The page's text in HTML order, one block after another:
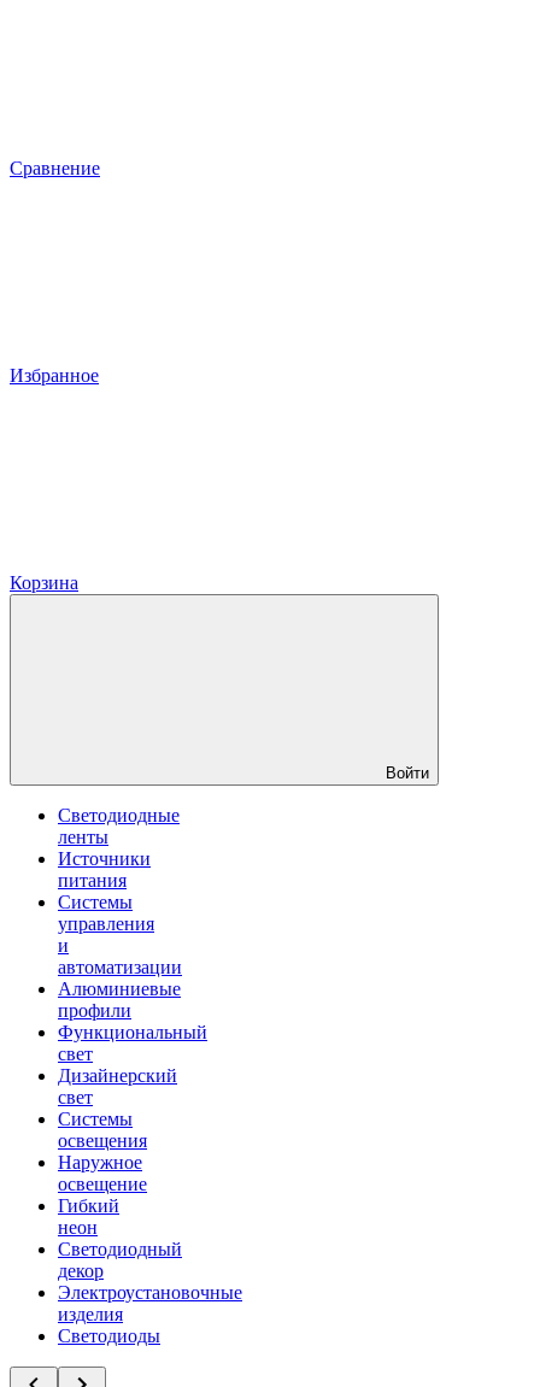
Сравнение
Избранное
Корзина
Войти
Светодиодные
ленты
Источники
питания
Системы
управления
и
автоматизации
Алюминиевые
профили
Функциональный
свет
Дизайнерский
свет
Системы
освещения
Наружное
освещение
Гибкий
неон
Светодиодный
декор
Электроустановочные
изделия
Светодиоды